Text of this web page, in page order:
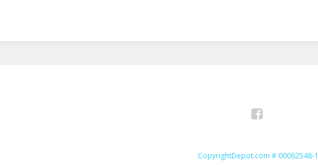
CopyrightDepot.com # 00062548-1